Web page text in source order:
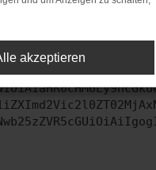
Du kannst uns diesen
akzeptieren